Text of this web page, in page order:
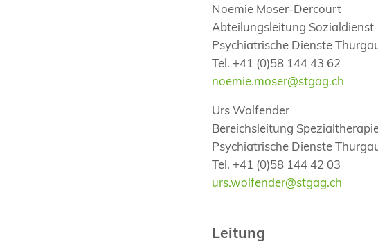
Noemie Moser-Dercourt
Abteilungsleitung Sozialdienst
Psychiatrische Dienste
Tel. +41 (0)58 144 43 62
noemie.moser@stgag.ch
Urs Wolfender
Bereichsleitung
Psychiatrische Dienste
Tel. +41 (0)58 144 42 03
urs.wolfender@stgag.ch
Leitung